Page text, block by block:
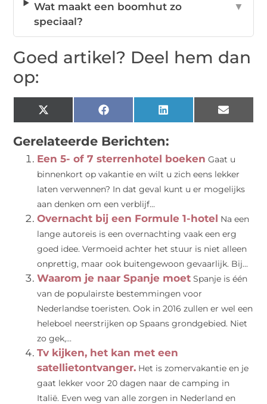
Wat maakt een boomhut zo
speciaal?
▼
Goed artikel? Deel hem dan
op:
X
(Twitter)
Facebook LinkedIn Email
Gerelateerde Berichten:
Een 5- of 7 sterrenhotel boeken Gaat u
binnenkort op vakantie en wilt u zich eens lekker
laten verwennen? In dat geval kunt u er mogelijks
aan denken om een verblijf...
Overnacht bij een Formule 1-hotel Na een
lange autoreis is een overnachting vaak een erg
goed idee. Vermoeid achter het stuur is niet alleen
onprettig, maar ook buitengewoon gevaarlijk. Bij...
Waarom je naar Spanje moet Spanje is één
van de populairste bestemmingen voor
Nederlandse toeristen. Ook in 2016 zullen er wel een
heleboel neerstrijken op Spaans grondgebied. Niet
zo gek,...
Tv kijken, het kan met een
satellietontvanger. Het is zomervakantie en je
gaat lekker voor 20 dagen naar de camping in
Italië. Even weg van alle zorgen in Nederland en